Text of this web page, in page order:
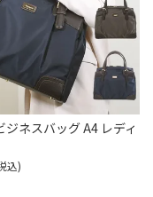
ジネスバッグ A4 レディ
込)